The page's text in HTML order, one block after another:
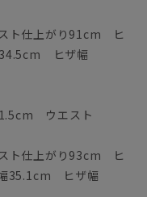
ト仕上がり91cm ヒ
ヒザ幅
ウエスト
ト仕上がり93cm ヒ
35.1cm ヒザ幅